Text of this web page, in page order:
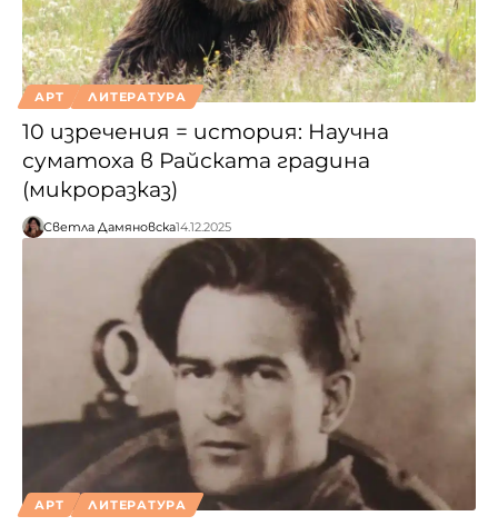
АРТ ЛИТЕРАТУРА
10 изречения = история: Научна
суматоха в Райската градина
(микроразказ)
Светла Дамяновска14.12.2025
АРТ ЛИТЕРАТУРА